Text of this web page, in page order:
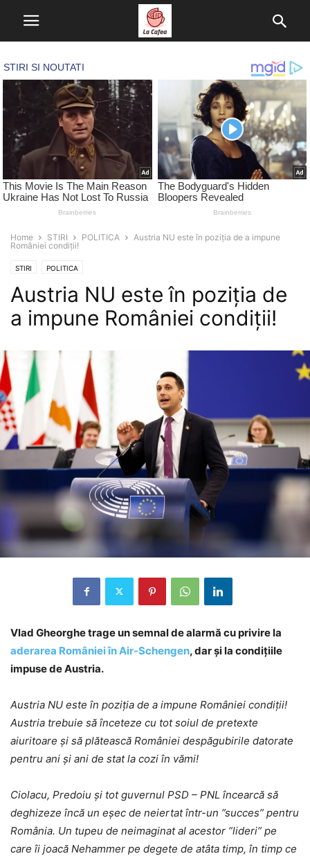
Home STIRI POLITICA
Austria NU este în poziția de a impune
României condiții!
STIRI POLITICA
Austria NU este în poziția de
a impune României condiții!
Vlad Gheorghe trage un semnal de alarmă cu privire la
aderarea României în Air-Schengen, dar și la condițiile
impuse de Austria.
Austria NU este în poziția de a impune României condiții!
Austria trebuie să înceteze cu tot soiul de pretexte
aiuritoare și să plătească României despăgubirile datorate
pentru ani și ani de stat la cozi în vămi!
Ciolacu, Predoiu și tot guvernul PSD – PNL încearcă să
deghizeze încă un eșec de neiertat într-un ”succes” pentru
România. Un tupeu de neimaginat al acestor ”lideri” pe
care îi joacă Nehammer pe degete de atâta timp, în timp ce